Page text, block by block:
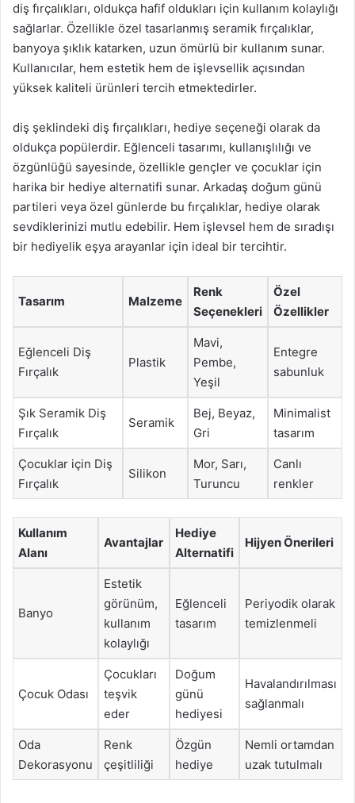
diş fırçalıkları, oldukça hafif oldukları için kullanım kolaylığı
sağlarlar. Özellikle özel tasarlanmış seramik fırçalıklar,
banyoya şıklık katarken, uzun ömürlü bir kullanım sunar.
Kullanıcılar, hem estetik hem de işlevsellik açısından
yüksek kaliteli ürünleri tercih etmektedirler.
diş şeklindeki diş fırçalıkları, hediye seçeneği olarak da
oldukça popülerdir. Eğlenceli tasarımı, kullanışlılığı ve
özgünlüğü sayesinde, özellikle gençler ve çocuklar için
harika bir hediye alternatifi sunar. Arkadaş doğum günü
partileri veya özel günlerde bu fırçalıklar, hediye olarak
sevdiklerinizi mutlu edebilir. Hem işlevsel hem de sıradışı
bir hediyelik eşya arayanlar için ideal bir tercihtir.
Tasarım Malzeme
Renk
Seçenekleri
Özel
Özellikler
Eğlenceli Diş
Fırçalık
Plastik
Mavi,
Pembe,
Yeşil
Entegre
sabunluk
Şık Seramik Diş
Fırçalık
Seramik
Bej, Beyaz,
Gri
Minimalist
tasarım
Çocuklar için Diş
Fırçalık
Silikon
Mor, Sarı,
Turuncu
Canlı
renkler
Kullanım
Alanı
Avantajlar
Hediye
Alternatifi
Hijyen Önerileri
Banyo
Estetik
görünüm,
kullanım
kolaylığı
Eğlenceli
tasarım
Periyodik olarak
temizlenmeli
Çocuk Odası
Çocukları
teşvik
eder
Doğum
günü
hediyesi
Havalandırılması
sağlanmalı
Oda
Dekorasyonu
Renk
çeşitliliği
Özgün
hediye
Nemli ortamdan
uzak tutulmalı